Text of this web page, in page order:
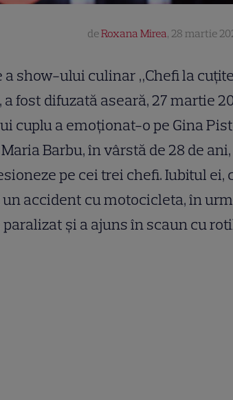
deRoxana Mirea, 28 martie
show-ului culinar „Chefi la
a fost difuzată aseară, 27 martie
cuplu a emoționat-o pe Gina
Barbu, în vârstă de 28 de
pe cei trei chefi. Iubitul ei,
accident cu motocicleta, în
și a ajuns în scaun cu